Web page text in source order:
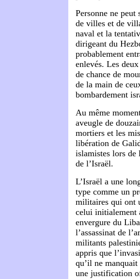
Personne ne peut
de villes et de
naval et la
dirigeant du
probablement
enlevés. Les
de chance de
de la main de
bombardement
Au même
aveugle de
mortiers et les
libération de
islamistes lors de
de l’Israël.
L’Israël a une
type comme un
militaires qui ont
celui initialement
envergure du
l’assassinat de
militants
appris que
qu’il ne
une justification